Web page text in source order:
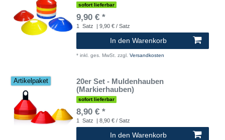
sofort lieferbar
9,90 € *
1 Satz | 9,90 € / Satz
In den Warenkorb
* inkl. ges. MwSt. zzgl. Versandkosten
Artikelpaket
20er Set - Muldenhauben
(Markierhauben)
sofort lieferbar
8,90 € *
1 Satz | 8,90 € / Satz
In den Warenkorb